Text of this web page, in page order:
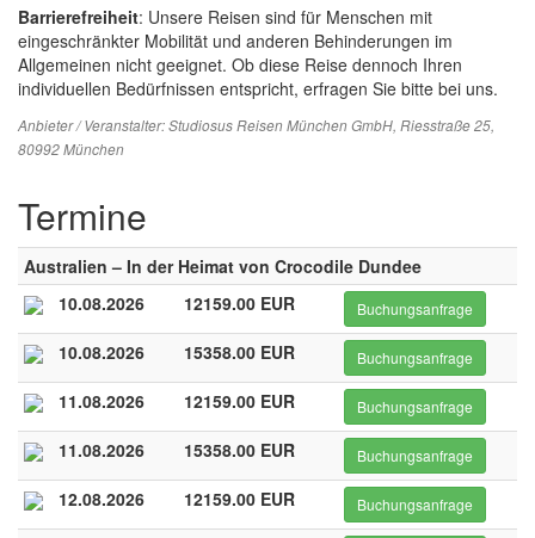
Barrierefreiheit: Unsere Reisen sind für Menschen mit
eingeschränkter Mobilität und anderen Behinderungen im
Allgemeinen nicht geeignet. Ob diese Reise dennoch Ihren
individuellen Bedürfnissen entspricht, erfragen Sie bitte bei uns.
Anbieter / Veranstalter:Studiosus Reisen München GmbH, Riesstraße 25,
80992 München
Termine
Australien – In der Heimat von Crocodile Dundee
10.08.2026
12159.00 EUR Buchungsanfrage
10.08.2026 15358.00 EUR Buchungsanfrage
11.08.2026 12159.00 EUR Buchungsanfrage
11.08.2026 15358.00 EUR Buchungsanfrage
12.08.2026 12159.00 EUR Buchungsanfrage